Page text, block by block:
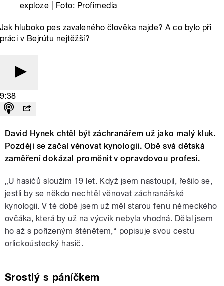
exploze | Foto: Profimedia
Jak hluboko pes zavaleného člověka najde? A co bylo při
práci v Bejrútu nejtěžší?
9:38
David Hynek chtěl být záchranářem už jako malý kluk.
Později se začal věnovat kynologii. Obě svá dětská
zaměření dokázal proměnit v opravdovou profesi.
„U hasičů sloužím 19 let. Když jsem nastoupil, řešilo se,
jestli by se někdo nechtěl věnovat záchranářské
kynologii. V té době jsem už měl starou fenu německého
ovčáka, která by už na výcvik nebyla vhodná. Dělal jsem
ho až s pořízeným štěnětem,“ popisuje svou cestu
orlickoústecký hasič.
Srostlý s páníčkem